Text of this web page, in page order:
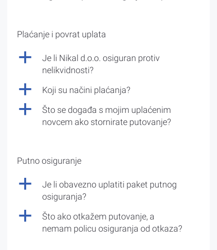
Plaćanje i povrat uplata
a
Je li Nikal d.o.o. osiguran protiv
nelikvidnosti?
a Koji su načini plaćanja?
a
Što se događa s mojim uplaćenim
novcem ako stornirate putovanje?
Putno osiguranje
a
Je li obavezno uplatiti paket putnog
osiguranja?
a
Što ako otkažem putovanje, a
nemam policu osiguranja od otkaza?